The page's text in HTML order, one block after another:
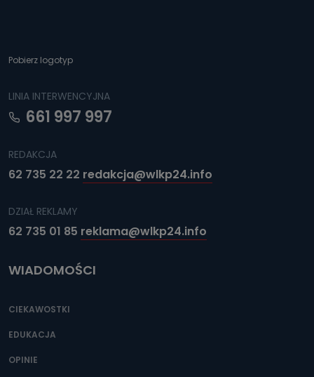
Pobierz logotyp
LINIA INTERWENCYJNA
661 997 997
REDAKCJA
62 735 22 22 redakcja@wlkp24.info
DZIAŁ REKLAMY
62 735 01 85 reklama@wlkp24.info
WIADOMOŚCI
CIEKAWOSTKI
EDUKACJA
OPINIE